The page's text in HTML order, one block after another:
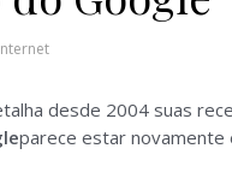
desde 2004 suas
parece estar novamente